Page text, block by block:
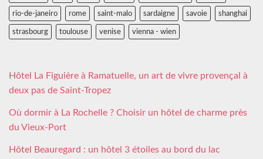
rio-de-janeiro rome saint-malo sardaigne savoie shanghai
strasbourg toulouse venise vienna - wien
Hôtel La Figuière à Ramatuelle, un art de vivre provençal à
deux pas de Saint-Tropez
Où dormir à La Rochelle ? Choisir un hôtel de charme près
du Vieux-Port
Hôtel Beauregard : un hôtel 3 étoiles au bord du lac